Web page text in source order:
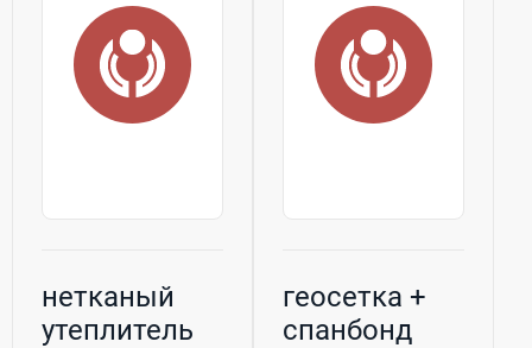
нетканый
утеплитель
геосетка +
спанбонд